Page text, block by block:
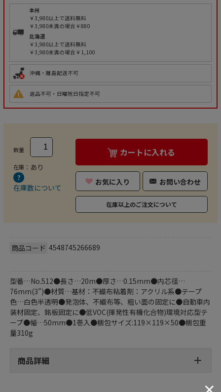
本州
￥3,980以上で送料無料
￥3,980未満の場合￥880
北海道
￥3,980以上で送料無料
￥3,980未満の場合￥1,100
沖縄・離島配送不可
返品不可・日曜祝日指定不可
数量
在庫： あり
在庫数について
カートに入れる
お気に入り お問い合わせ
在庫以上のご注文について
商品コード 4548745266689
型番…No.512●長さ…20m●厚さ…0.15mm●内芯径…
76mm(3”)●材質…基材：不織布粘着剤：アクリル系●テープ
色…白色半透明●発泡体、不織布等、粗い面の固定に●自動車内
装材固定、銘板固定に●低VOC(揮発性有機化合物)環境対応型テ
ープ●幅…50mm●1巻入●梱包サイズ:119×119×50●梱包重
量310g
商品詳細